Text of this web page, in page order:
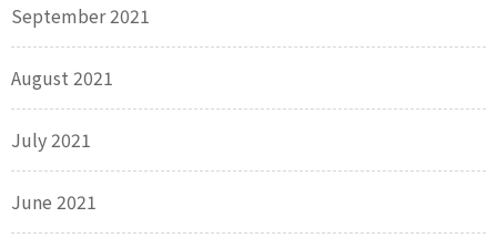
September 2021
August 2021
July 2021
June 2021